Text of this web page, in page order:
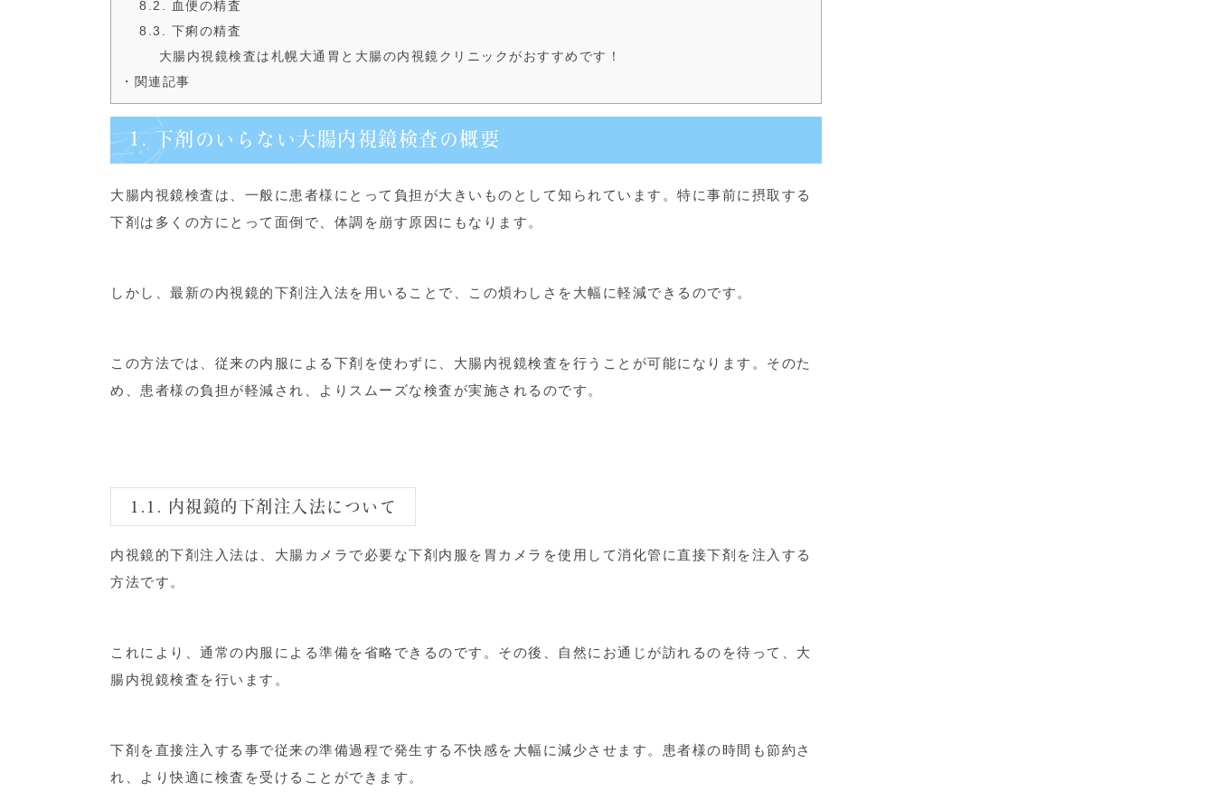
8.2. 血便の精査
8.3. 下痢の精査
大腸内視鏡検査は札幌大通胃と大腸の内視鏡クリニックがおすすめです！
・関連記事
1. 下剤のいらない大腸内視鏡検査の概要
大腸内視鏡検査は、一般に患者様にとって負担が大きいものとして知られています。特に事前に摂取する
下剤は多くの方にとって面倒で、体調を崩す原因にもなります。
しかし、最新の内視鏡的下剤注入法を用いることで、この煩わしさを大幅に軽減できるのです。
この方法では、従来の内服による下剤を使わずに、大腸内視鏡検査を行うことが可能になります。そのた
め、患者様の負担が軽減され、よりスムーズな検査が実施されるのです。
1.1. 内視鏡的下剤注入法について
内視鏡的下剤注入法は、大腸カメラで必要な下剤内服を胃カメラを使用して消化管に直接下剤を注入する
方法です。
これにより、通常の内服による準備を省略できるのです。その後、自然にお通じが訪れるのを待って、大
腸内視鏡検査を行います。
下剤を直接注入する事で従来の準備過程で発生する不快感を大幅に減少させます。患者様の時間も節約さ
れ、より快適に検査を受けることができます。